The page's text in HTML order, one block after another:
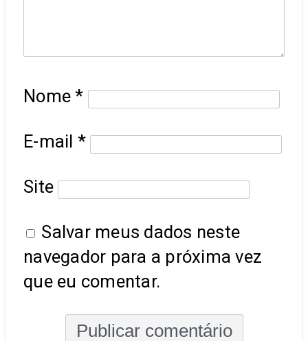
Nome*
E-mail *
Site
Salvar meus dados neste
navegador para a próxima vez
que eu comentar.